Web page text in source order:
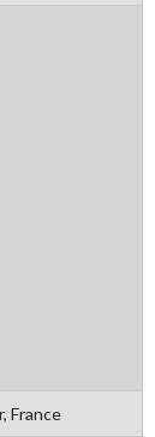
France